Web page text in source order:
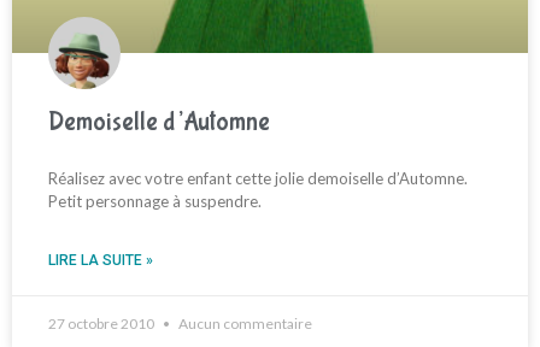
Demoiselle d’Automne
Réalisez avec votre enfant cette jolie demoiselle d’Automne.
Petit personnage à suspendre.
LIRE LA SUITE »
27 octobre 2010 Aucun commentaire